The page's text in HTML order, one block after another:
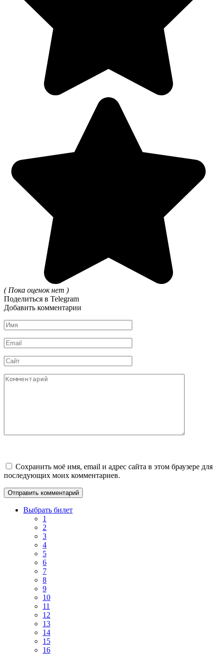
( Пока оценок нет )
Поделиться в Telegram
Добавить комментарии
Имя
*
Email
*
Сайт
Комментарий
Сохранить моё имя, email и адрес сайта в этом браузере для
последующих моих комментариев.
Выбрать билет
1
2
3
4
5
6
7
8
9
10
11
12
13
14
15
16